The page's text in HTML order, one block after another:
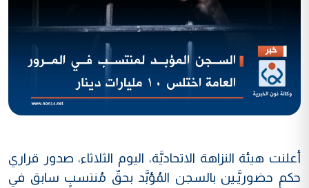
أعلنت هيئة النزاهة الاتحاديَّة، اليوم الثلاثاء، صدور قراري
حكمٍ حضوريَّـين بالسجن المُؤبَّد بحقّ مُنتسبٍ سابق في